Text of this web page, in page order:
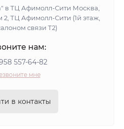
в ТЦ Афимолл-Сити Москва,
ТЦ Афимолл-Сити (1й этаж,
связи Т2)
нам:
557-64-82
мне
в контакты